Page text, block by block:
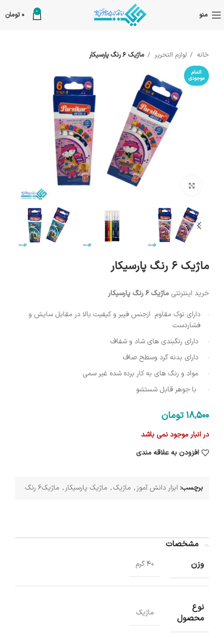
منو 0
0 تومان
خانه لوازم التحریر ماژیک 6 رنگ پارسیکار
اتمام
موجودی
بزرگنمایی تصویر
ماژیک 6 رنگ پارسیکار
خرید اینترنتی ماژیک 6 رنگ پارسیکار
دارای نوک مقاوم ازجنس فیبر و کیفیت بالا در مقابل سایش و
فشاردست
دارای رنگبندی های شاد و شفاف
دارای بدنه گرد وسطح صاف
مواد و رنگ های به کار برده شده غیر سمی
با جوهر قابل شستشو
18٬500 تومان
در انبار موجود نمی باشد
افزودن به علاقه مندی
برچسب: ابزار دانش آموز, ماژیک, ماژیک پارسیکار , ماژیک6 رنگ
مشخصات
وزن
40 گرم
نوع
محصول
ماژیک